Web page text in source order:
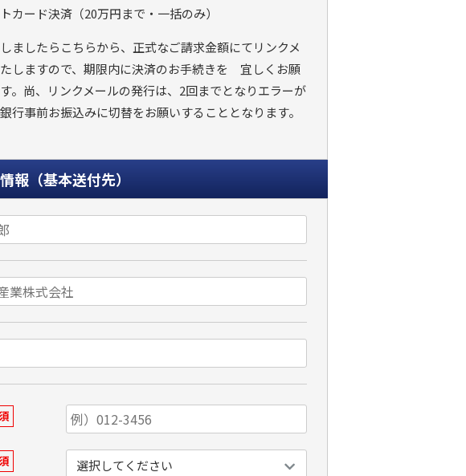
カード決済（20万円まで・一括のみ）
ましたらこちらから、正式なご請求金額にてリンクメ
しますので、期限内に決済のお手続きを 宜しくお願
。尚、リンクメールの発行は、2回までとなりエラーが
事前お振込みに切替をお願いすることとなります。
報（基本送付先）